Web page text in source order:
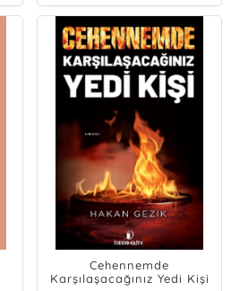
Cehennemde
Karşılaşacağınız Yedi Kişi